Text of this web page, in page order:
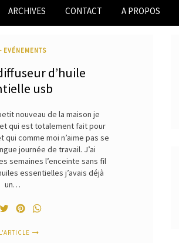
ARCHIVES CONTACT A PROPOS
EVÉNEMENTS
d’huile
usb
nouveau de la maison je
qui est totalement fait pour
qui comme moi n’aime pas se
journée de travail. J’ai
semaines l’enceinte sans fil
essentielles j’avais déjà
un…
FacebookTwitterPinterest